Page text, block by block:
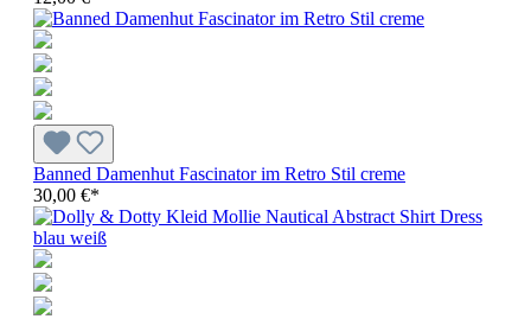
Banned Damenhut Fascinator im Retro Stil creme
30,00 €*